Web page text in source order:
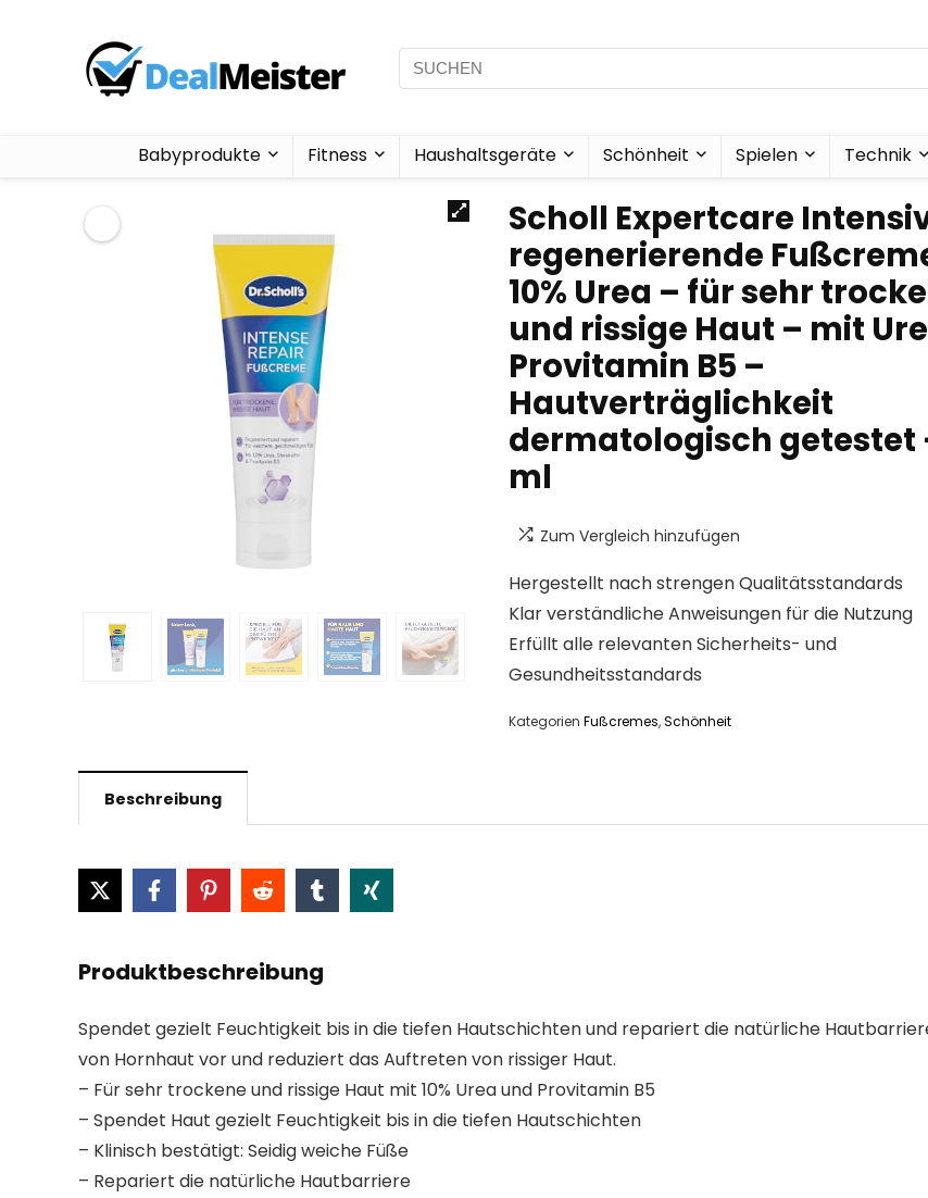
Babyprodukte Fitness Haushaltsgeräte Schönheit Spielen Technik
Scholl Expertcare
regenerierende
10% Urea – für sehr
und rissige Haut – mit
Provitamin B5 –
Hautverträglichkeit
dermatologisch getestet
ml
Zum Vergleich hinzufügen
Hergestellt nach strengen Qualitätsstandards
Klar verständliche Anweisungen für die Nutzung
Erfüllt alle relevanten Sicherheits- und
Gesundheitsstandards
Kategorien Fußcremes,Schönheit
Beschreibung
Produktbeschreibung
Spendet gezielt Feuchtigkeit bis in die tiefen Hautschichten und repariert die natürliche
von Hornhaut vor und reduziert das Auftreten von rissiger Haut.
– Für sehr trockene und rissige Haut mit 10% Urea und Provitamin B5
– Spendet Haut gezielt Feuchtigkeit bis in die tiefen Hautschichten
– Klinisch bestätigt: Seidig weiche Füße
– Repariert die natürliche Hautbarriere